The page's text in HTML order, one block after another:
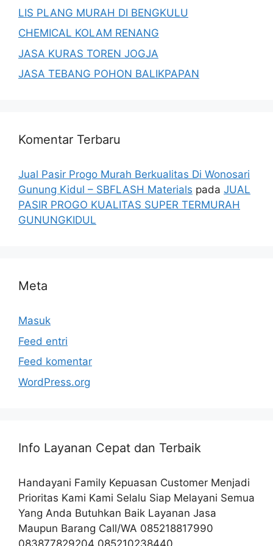
LIS PLANG MURAH DI BENGKULU
CHEMICAL KOLAM RENANG
JASA KURAS TOREN JOGJA
JASA TEBANG POHON BALIKPAPAN
Komentar Terbaru
Jual Pasir Progo Murah Berkualitas Di Wonosari
Gunung Kidul – SBFLASH Materials pada JUAL
PASIR PROGO KUALITAS SUPER TERMURAH
GUNUNGKIDUL
Meta
Masuk
Feed entri
Feed komentar
WordPress.org
Info Layanan Cepat dan Terbaik
Handayani Family Kepuasan Customer Menjadi
Prioritas Kami Kami Selalu Siap Melayani Semua
Yang Anda Butuhkan Baik Layanan Jasa
Maupun Barang Call/WA 085218817990
083877829204 085210238440